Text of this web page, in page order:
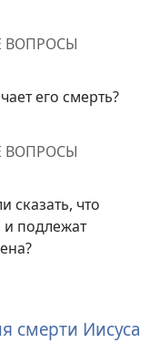
ВОПРОСЫ
его смерть?
ВОПРОСЫ
сказать, что
подлежат
смерти Иисуса